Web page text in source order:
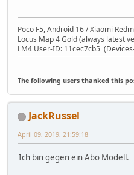
Poco F5, Android 16 / Xiaomi
Locus Map 4 Gold (always latest
LM4 User-ID: 11cec7cb5
The following users thanked this
JackRussel
April 09, 2019, 21:59:18
Ich bin gegen ein Abo Modell.